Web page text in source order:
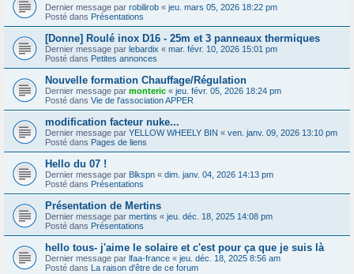
Dernier message par robilirob « jeu. mars 05, 2026 18:22 pm
Posté dans Présentations
[Donne] Roulé inox D16 - 25m et 3 panneaux thermiques
Dernier message par lebardix « mar. févr. 10, 2026 15:01 pm
Posté dans Petites annonces
Nouvelle formation Chauffage/Régulation
Dernier message par monteric « jeu. févr. 05, 2026 18:24 pm
Posté dans Vie de l'association APPER
modification facteur nuke...
Dernier message par YELLOW WHEELY BIN « ven. janv. 09, 2026 13:10 pm
Posté dans Pages de liens
Hello du 07 !
Dernier message par Blkspn « dim. janv. 04, 2026 14:13 pm
Posté dans Présentations
Présentation de Mertins
Dernier message par mertins « jeu. déc. 18, 2025 14:08 pm
Posté dans Présentations
hello tous- j'aime le solaire et c'est pour ça que je suis là
Dernier message par lfaa-france « jeu. déc. 18, 2025 8:56 am
Posté dans La raison d'être de ce forum